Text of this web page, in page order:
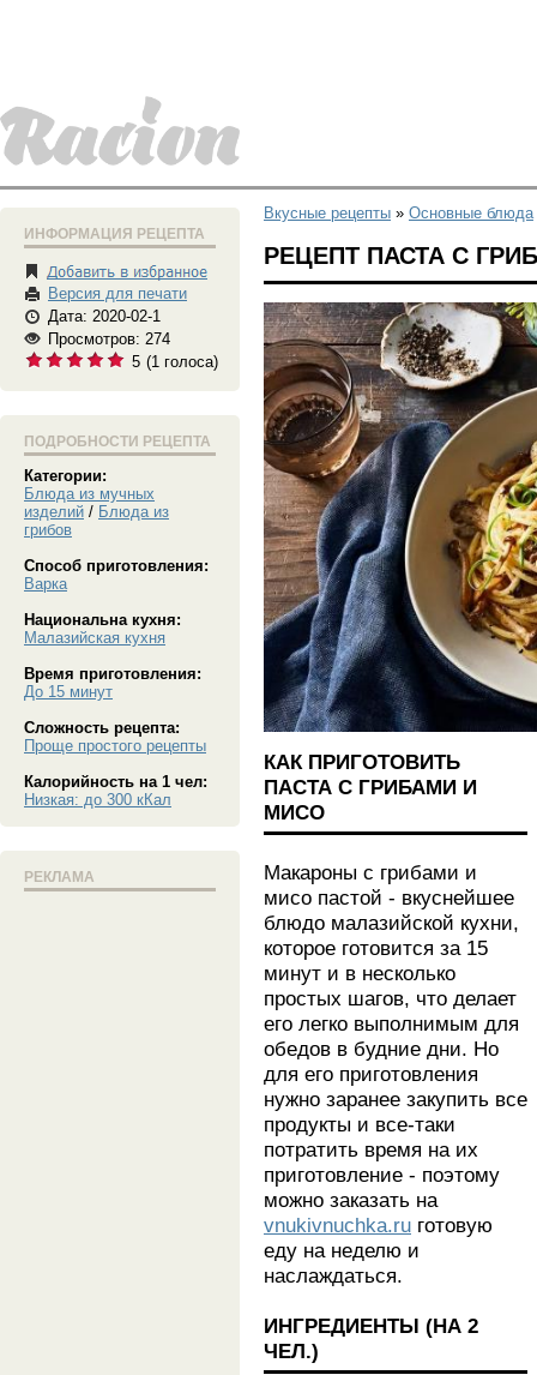
Вкусные рецепты » Основные блюда
ИНФОРМАЦИЯ РЕЦЕПТА
Версия для печати
Дата: 2020-02-1
Просмотров: 274
5 (1 голоса)
ПОДРОБНОСТИ РЕЦЕПТА
Категории:
Блюда из мучных
изделий / Блюда из
грибов
Способ приготовления:
Варка
Национальна кухня:
Малазийская кухня
Время приготовления:
До 15 минут
Сложность рецепта:
Проще простого рецепты
Калорийность на 1 чел:
Низкая: до 300 кКал
РЕКЛАМА
РЕЦЕПТ ПАСТА С
КАК ПРИГОТОВИТЬ
ПАСТА С ГРИБАМИ И
МИСО
Макароны с грибами и
мисо пастой - вкуснейшее
блюдо малазийской кухни,
которое готовится за 15
минут и в несколько
простых шагов, что делает
его легко выполнимым для
обедов в будние дни. Но
для его приготовления
нужно заранее закупить все
продукты и все-таки
потратить время на их
приготовление - поэтому
можно заказать на
vnukivnuchka.ru готовую
еду на неделю и
наслаждаться.
ИНГРЕДИЕНТЫ (НА 2
ЧЕЛ.)